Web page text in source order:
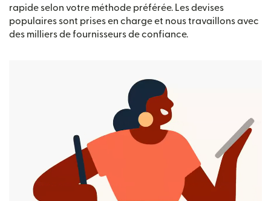
rapide selon votre méthode préférée. Les devises
populaires sont prises en charge et nous travaillons avec
des milliers de fournisseurs de confiance.